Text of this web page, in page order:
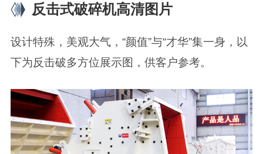
反击式破碎机高清图片
设计特殊，美观大气，“颜值”与“才华”集一身，以
下为反击破多方位展示图，供客户参考。